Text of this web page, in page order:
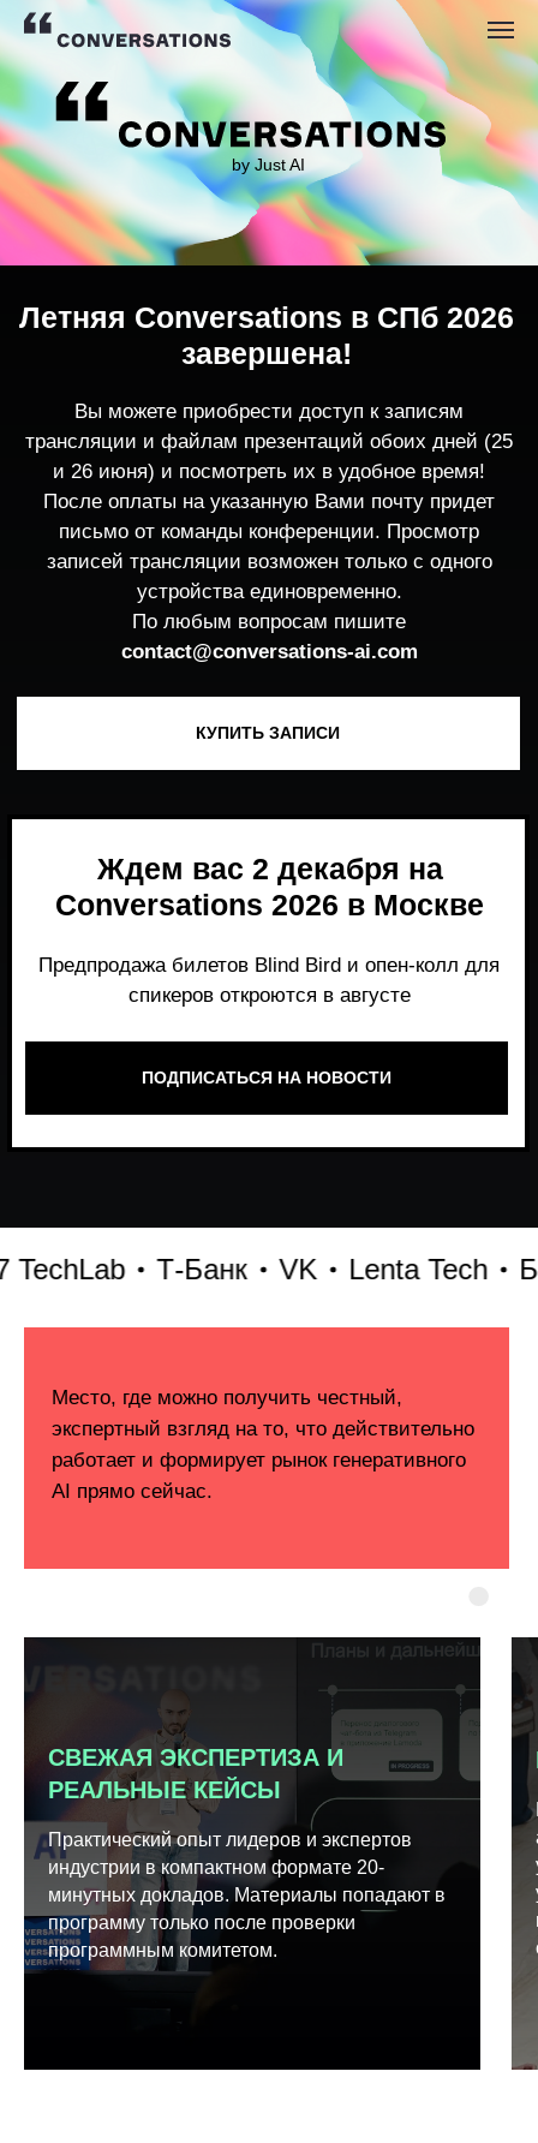
by Just AI
трансляции и файлам презентаций обоих дней (25
После оплаты на указанную Вами почту придет
записей трансляции возможен только с одного
устройства единовременно.
По любым вопросам пишите
contact@conversations-ai.co m
Летняя Conversations в СПб 2026
завершена!
Ждем вас 2 декабря на
Conversations 2026 в Москве
ПОДПИСАТЬСЯ НА НОВОСТИ
Т-Банк VK Lenta Tech
Место, где можно получить честный,
работает и формирует рынок генеративного
СВЕЖАЯ ЭКСПЕРТИЗА И
РЕАЛЬНЫЕ КЕЙСЫ
Практический опыт лидеров и экспертов
индустрии в компактном формате 20-
минутных докладов. Материалы попадают в
программу только после проверки
программным комитетом.